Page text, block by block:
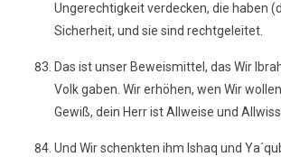
Ungerechtigkeit verdecken, die haben
Sicherheit, und sie sind rechtgeleitet.
Das ist unser Beweismittel, das Wir
Volk gaben. Wir erhöhen, wen Wir
Gewiß, dein Herr ist Allweise und
Und Wir schenkten ihm Ishaq und